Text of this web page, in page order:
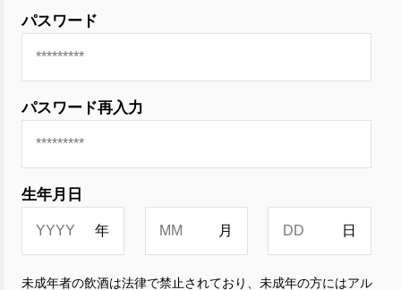
パスワード
パスワード再入力
生年月日
未成年者の飲酒は法律で禁止されており、未成年の方にはアル